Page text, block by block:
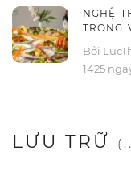
NGHỆ
TRONG
Bởi
1425
LƯU TRỮ